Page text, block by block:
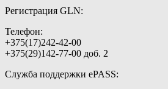
Регистрация GLN:
Телефон:
+375(17)242-42-00
+375(29)142-77-00 доб. 2
Служба поддержки ePASS: